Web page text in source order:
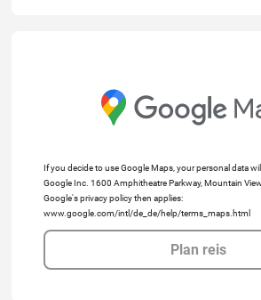
If you decide to use Google Maps, your personal data
Google Inc. 1600 Amphitheatre Parkway, Mountain
Google's privacy policy then applies:
www.google.com/intl/de_de/help/terms_maps.html
Plan reis